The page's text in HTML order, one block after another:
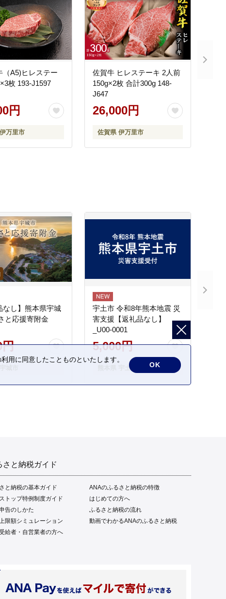
（A5)ヒレステー
枚 193-J1597
円
万里市
佐賀牛 ヒレステーキ 2人前
150g×2枚 合計300g 148-
J647
26,000円
佐賀県 伊万里市
なし】熊本県宇城
と応援寄附金
円
宇土市 令和8年熊本地震 災
害支援【返礼品なし】
_U00-0001
5,000円
熊本県 宇土市
さと納税ガイド
と納税の基本ガイド
ANAのふるさと納税の特徴
トップ特例制度ガイド
はじめての方へ
告のしかた
ふるさと納税の流れ
限額シミュレーション
動画でわかるANAのふるさと納税
給者・自営業者の方へ
用に同意したことものといたします。
OK